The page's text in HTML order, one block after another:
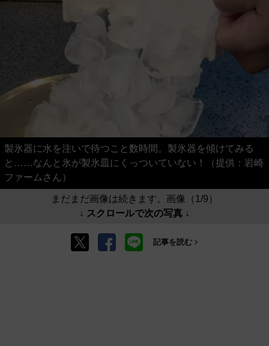
製氷器に水を注いで待つこと数時間。製氷器を傾けてみる
と……なんと氷が製氷皿にくっついていない！（提供：岩崎
ファームさん）
まだまだ画像は続きます。画像（1/9）
↓ スクロールで次の写真 ↓
記事を読む